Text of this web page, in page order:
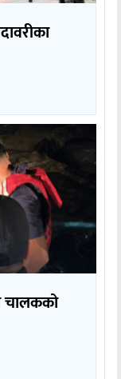
चालकको